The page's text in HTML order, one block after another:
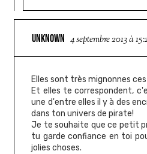
UNKNOWN 4 septembre 2013 à
Elles sont très mignonnes
Et elles te correspondent,
une d'entre elles il y à des
dans ton univers de pirate!
Je te souhaite que ce petit
tu garde confiance en toi
jolies choses.